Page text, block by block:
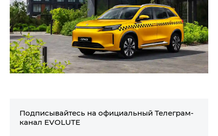
Подписывайтесь на официальный Телеграм-
канал EVOLUTE